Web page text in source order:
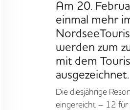
VORGEHEN
ANGEBOTE
WISSEN
Am 20.
einmal mehr
werden zum
mit dem
ausgezeichnet.
Die diesjährige
eingereicht – 12 für